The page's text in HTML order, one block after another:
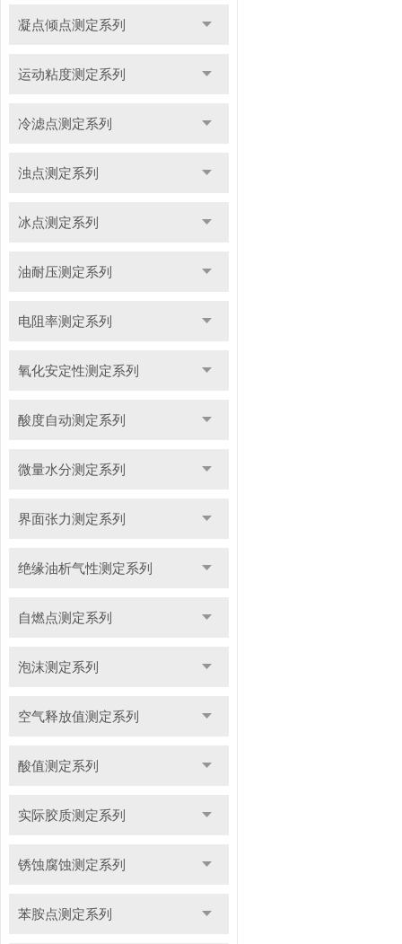
凝点倾点测定系列
运动粘度测定系列
冷滤点测定系列
浊点测定系列
冰点测定系列
油耐压测定系列
电阻率测定系列
氧化安定性测定系列
酸度自动测定系列
微量水分测定系列
界面张力测定系列
绝缘油析气性测定系列
自燃点测定系列
泡沫测定系列
空气释放值测定系列
酸值测定系列
实际胶质测定系列
锈蚀腐蚀测定系列
苯胺点测定系列